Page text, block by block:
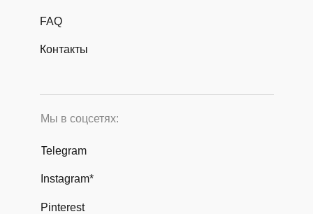
Мы в соцсетях:
Instagram*
Telegram
FAQ
Контакты
Pinterest